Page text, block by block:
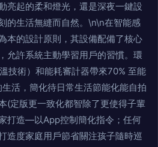
動亮起的柔和燈光，還是深夜一鍵設
生活無縫而自然。\n\n在智能感
為本的設計原則，其設備配備了核心
允許系統主動學習用戶的習慣。環
技術）和能耗審計器帶來70% 至能
活，簡化待日常生活節能化能自拍
(定版更一致化都智除了更使得子輩
這家打造—以App控制簡化指令；任何
造度家庭用戶節省關注孩子隨時巡